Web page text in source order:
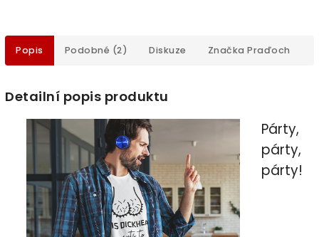
Popis Podobné (2) Diskuze Značka Praďoch
Detailní popis produktu
Párty,
párty,
párty!